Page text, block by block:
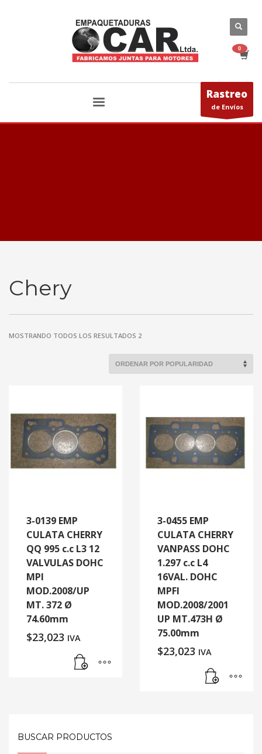
Rastreo
de Envíos
Chery
MOSTRANDO TODOS LOS RESULTADOS 2
3-0139 EMP
CULATA CHERRY
QQ 995 c.c L3 12
VALVULAS DOHC
MPI
MOD.2008/UP
MT. 372 Ø
74.60mm
$23,023 IVA
3-0455 EMP
CULATA CHERRY
VANPASS DOHC
1.297 c.c L4
16VAL. DOHC
MPFI
MOD.2008/2001
UP MT.473H Ø
75.00mm
$23,023 IVA
BUSCAR PRODUCTOS